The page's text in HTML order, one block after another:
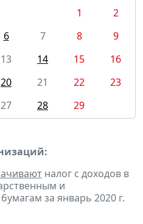
1
2
6 7 8
9
13 14 15
16
20 21 22
23
27 28 29
налог с доходов в
и
за январь 2020 г.